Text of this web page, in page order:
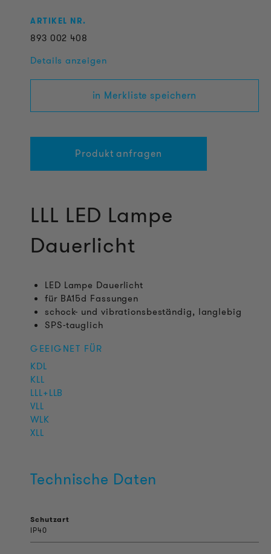
ARTIKEL NR.
893 002 408
Details anzeigen
in Merkliste speichern
Produkt anfragen
LLL LED Lampe
Dauerlicht
LED Lampe Dauerlicht
für BA15d Fassungen
schock- und vibrationsbeständig, langlebig
SPS-tauglich
GEEIGNET FÜR
KDL
KLL
LLL+LLB
VLL
WLK
XLL
Technische Daten
Schutzart
IP40